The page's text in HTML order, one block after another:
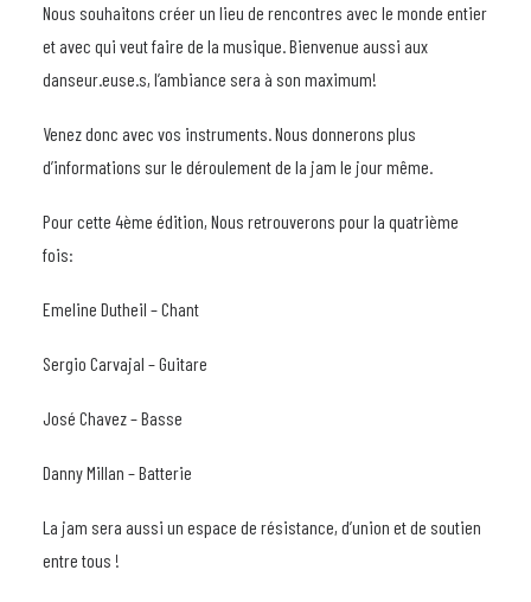
Nous souhaitons créer un lieu de rencontres avec le monde entier
et avec qui veut faire de la musique. Bienvenue aussi aux
danseur.euse.s, l’ambiance sera à son maximum!
Venez donc avec vos instruments. Nous donnerons plus
d’informations sur le déroulement de la jam le jour même.
Pour cette 4ème édition, Nous retrouverons pour la quatrième
fois:
Emeline Dutheil – Chant
Sergio Carvajal – Guitare
José Chavez – Basse
Danny Millan – Batterie
La jam sera aussi un espace de résistance, d’union et de soutien
entre tous !